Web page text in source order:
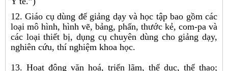
12. Giáo cụ dùng để giảng dạy và học tập bao gồm các
loại mô hình, hình vẽ, bảng, phấn, thước kẻ, com-pa và
các loại thiết bị, dụng cụ chuyên dùng cho giảng dạy,
nghiên cứu, thí nghiệm khoa học.
13. Hoạt động văn hoá, triển lãm, thể dục, thể thao;